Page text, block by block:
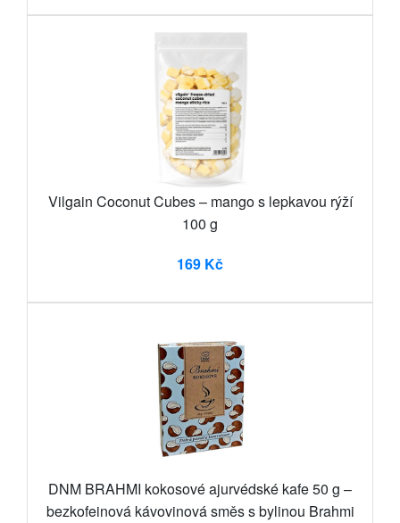
Vilgain Coconut Cubes – mango s lepkavou rýží
100 g
169 Kč
DNM BRAHMI kokosové ajurvédské kafe 50 g –
bezkofeinová kávovinová směs s bylinou Brahmi